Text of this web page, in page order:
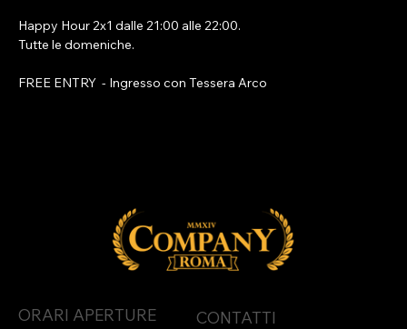
Happy Hour 2x1 dalle 21:00 alle 22:00.
Tutte le domeniche.
FREE ENTRY  - Ingresso con Tessera Arco
ORARI APERTURE CONTATTI